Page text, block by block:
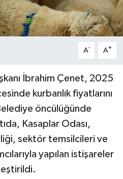
A- A+
İbrahim Çenet, 2025
kurbanlık fiyatlarını
öncülüğünde
Kasaplar Odası,
sektör temsilcileri ve
yapılan istişareler